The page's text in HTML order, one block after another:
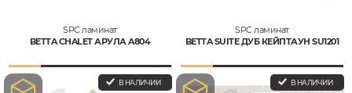
SPC ламинат
BETTA CHALET АРУЛА A804
В НАЛИЧИИ
SPC ламинат
BETTA SUITE ДУБ КЕЙПТАУН SU1201
В НАЛИЧИИ